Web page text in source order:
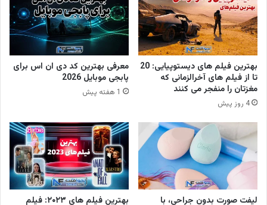
بهترین فیلم های دیستوپیایی: 20
تا از فیلم های آخرالزمانی که
مغزتان را منفجر می کنند
4 روز پیش
معرفی بهترین کد دی ان اس برای
پابجی موبایل 2026
1 هفته پیش
لیفت صورت بدون جراحی، با
بهترین فیلم های ۲۰۲۳: فیلم